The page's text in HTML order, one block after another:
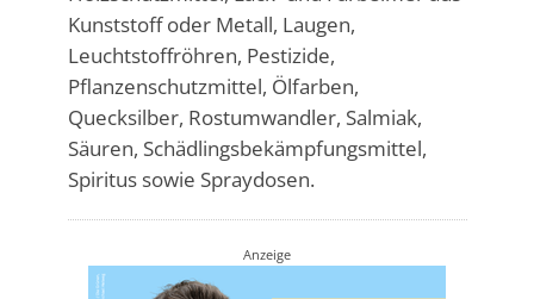
Kunststoff oder Metall, Laugen,
Leuchtstoffröhren, Pestizide,
Pflanzenschutzmittel, Ölfarben,
Quecksilber, Rostumwandler, Salmiak,
Säuren, Schädlingsbekämpfungsmittel,
Spiritus sowie Spraydosen.
Anzeige